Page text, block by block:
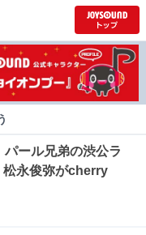
ール兄弟の渋公ラ
永俊弥がcherry